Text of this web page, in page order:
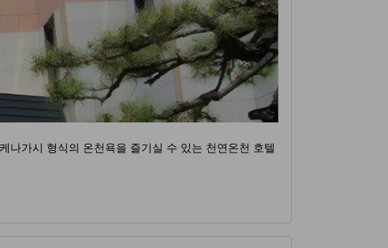
나가시 형식의 온천욕을 즐기실 수 있는 천연온천 호텔